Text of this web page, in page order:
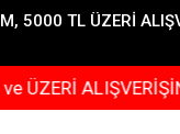
5000 TL ÜZERİ